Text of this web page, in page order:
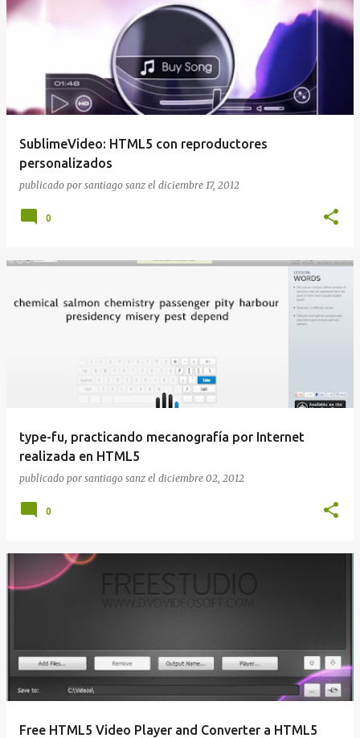
SublimeVideo: HTML5 con reproductores
personalizados
publicado por santiago sanz el diciembre 17, 2012
0
type-fu, practicando mecanografía por Internet
realizada en HTML5
publicado por santiago sanz el diciembre 02, 2012
0
Free HTML5 Video Player and Converter a HTML5